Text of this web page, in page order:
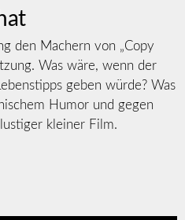
den Machern von „Copy
Was wäre, wenn der
geben würde? Was
Humor und gegen
kleiner Film.